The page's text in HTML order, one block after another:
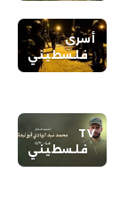
أسرى
فلسطيني
TV
فلسطيني